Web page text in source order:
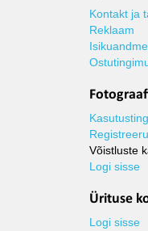
Kontakt ja
Reklaam
Võistluste
Logi sisse
Ürituse
Logi sisse